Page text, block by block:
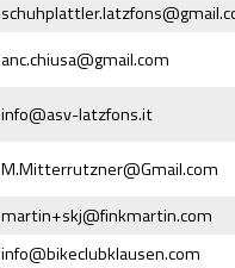
schuhplattler.latzfons@
anc.chiusa@gmail.com
info@asv-latzfons.it
M.Mitterrutzner@Gmail.com
martin+skj@finkmartin.com
info@bikeclubklausen.com